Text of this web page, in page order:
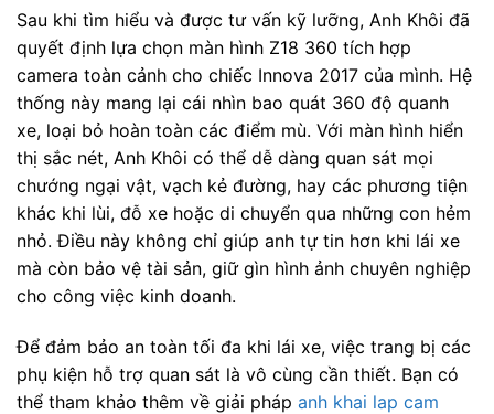
Sau khi tìm hiểu và được tư vấn kỹ lưỡng, Anh Khôi đã
quyết định lựa chọn màn hình Z18 360 tích hợp
camera toàn cảnh cho chiếc Innova 2017 của mình. Hệ
thống này mang lại cái nhìn bao quát 360 độ quanh
xe, loại bỏ hoàn toàn các điểm mù. Với màn hình hiển
thị sắc nét, Anh Khôi có thể dễ dàng quan sát mọi
chướng ngại vật, vạch kẻ đường, hay các phương tiện
khác khi lùi, đỗ xe hoặc di chuyển qua những con hẻm
nhỏ. Điều này không chỉ giúp anh tự tin hơn khi lái xe
mà còn bảo vệ tài sản, giữ gìn hình ảnh chuyên nghiệp
cho công việc kinh doanh.
Để đảm bảo an toàn tối đa khi lái xe, việc trang bị các
phụ kiện hỗ trợ quan sát là vô cùng cần thiết. Bạn có
thể tham khảo thêm về giải pháp anh khai lap cam